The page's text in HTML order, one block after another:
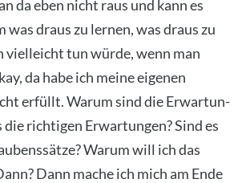
da eben nicht raus und kann es
was draus zu ler­nen, was draus zu
viel­leicht tun wür­de, wenn man
da habe ich mei­ne eige­nen
erfüllt. War­um sind die Erwar­tun­
die rich­ti­gen Erwar­tun­gen? Sind es
War­um will ich das
Dann mache ich mich am Ende